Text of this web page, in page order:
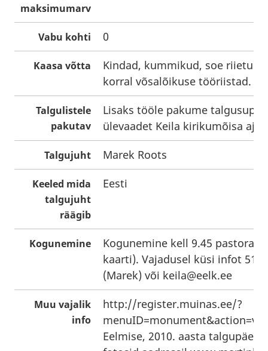
maksimumarv
Vabu kohti 0
Kaasa võtta
Kindad, kummikud, soe riietus.
korral võsalõikuse tööriistad.
Talgulistele
pakutav
Lisaks tööle pakume talgusuppi
ülevaadet Keila kirikumõisa
Talgujuht Marek Roots
Keeled mida
talgujuht
räägib
Eesti
Kogunemine
Kogunemine kell 9.45
kaarti). Vajadusel küsi infot
(Marek) või keila@eelk.ee
Muu vajalik
info
http://register.muinas.ee/?
Eelmise, 2010. aasta